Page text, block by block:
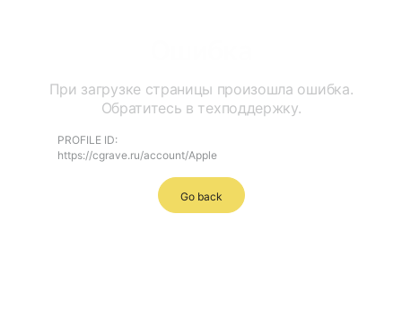
При загрузке страницы произошла ошибка.
Обратитесь в техподдержку.
PROFILE ID:
https://cgrave.ru/account/Apple
Go back